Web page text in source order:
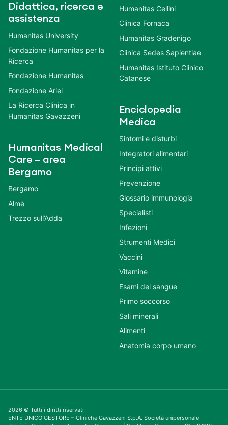
Didattica, ricerca e
assistenza
Humanitas University
Fondazione Humanitas per la
Ricerca
Fondazione Humanitas
Fondazione Ariel
La Ricerca Clinica in
Humanitas Gavazzeni
Humanitas Medical
Care – area
Bergamo
Bergamo
Almè
Trezzo sull’Adda
Humanitas Cellini
Clinica Fornaca
Humanitas Gradenigo
Clinica Sedes Sapientiae
Humanitas Istituto Clinico
Catanese
Enciclopedia
Medica
Sintomi e disturbi
Integratori alimentari
Principi attivi
Prevenzione
Glossario immunologia
Specialisti
Infezioni
Strumenti Medici
Vaccini
Vitamine
Esami del sangue
Primo soccorso
Sali minerali
Alimenti
Anatomia corpo umano
2026 © Tutti i diritti riservati
ENTE UNICO GESTORE – Cliniche Gavazzeni S.p.A. Società unipersonale